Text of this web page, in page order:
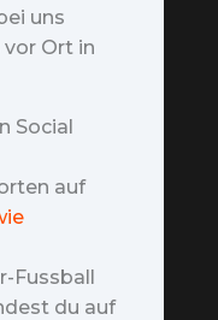
uns
Ort in
Social
auf
Fussball
du auf